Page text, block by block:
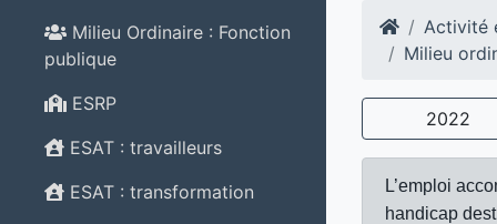
Milieu Ordinaire : Fonction
publique
ESRP
ESAT : travailleurs
ESAT : transformation
Activité
Milieu
2022
L’emploi
handicap